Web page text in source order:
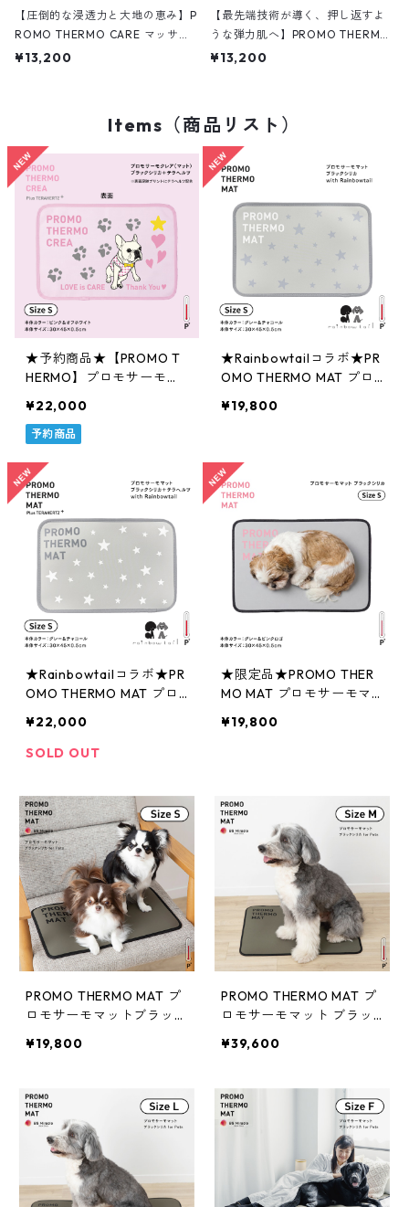
【圧倒的な浸透力と大地の恵み】P
ROMO THERMO CARE マッサー
ジクリーム with ブラックシリカ 3
¥13,200
【最先端技術が導く、押し返すよ
うな弾力肌へ】PROMO THERMO
CARE ビューティークリーム with
¥13,200
Items（商品リスト）
★予約商品★【PROMO T
HERMO】プロモサーモク
ピンク＆オフホワイト ＜C
REAコラボモデル＞
¥22,000
予約商品
★Rainbowtailコラボ★PR
OMO THERMO MAT プロ
リカ Sサイズ
¥19,800
★Rainbowtailコラボ★PR
OMO THERMO MAT プロ
リカ＋テラヘルツ Sサイズ
¥22,000
SOLD OUT
★限定品★PROMO THER
MO MAT プロモサーモマ
ペット Sサイズ（グレー＆
¥19,800
PROMO THERMO MAT プ
ロモサーモマットブラック
¥19,800
PROMO THERMO MAT プ
ロモサーモマット ブラッ
イズ
¥39,600